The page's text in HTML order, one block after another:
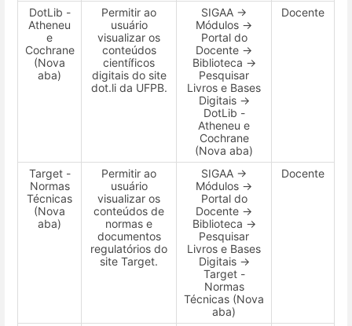
DotLib -
Atheneu
e
Cochrane
(Nova
aba)
Permitir ao
usuário
visualizar os
conteúdos
científicos
digitais do site
dot.li da UFPB.
SIGAA →
Módulos →
Portal do
Docente →
Biblioteca →
Pesquisar
Livros e Bases
Digitais →
DotLib -
Atheneu e
Cochrane
(Nova aba)
Docente
Target -
Normas
Técnicas
(Nova
aba)
Permitir ao
usuário
visualizar os
conteúdos de
normas e
documentos
regulatórios do
site Target.
SIGAA →
Módulos →
Portal do
Docente →
Biblioteca →
Pesquisar
Livros e Bases
Digitais →
Target -
Normas
Técnicas (Nova
aba)
Docente